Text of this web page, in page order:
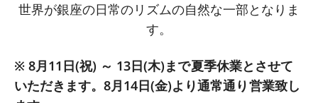
世界が銀座の日常のリズムの自然な一部となりま
す。
※ 8月11日(祝) ～ 13日(木)まで夏季休業とさせて
いただきます。8月14日(金)より通常通り営業致し